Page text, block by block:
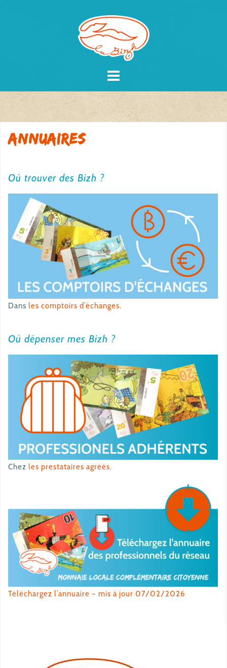
Annuaires
Où trouver des Bizh ?
Dans les comptoirs d’échanges.
Où dépenser mes Bizh ?
Chez les prestataires agréés.
Téléchargez l’annuaire – mis à jour 07/02/2026